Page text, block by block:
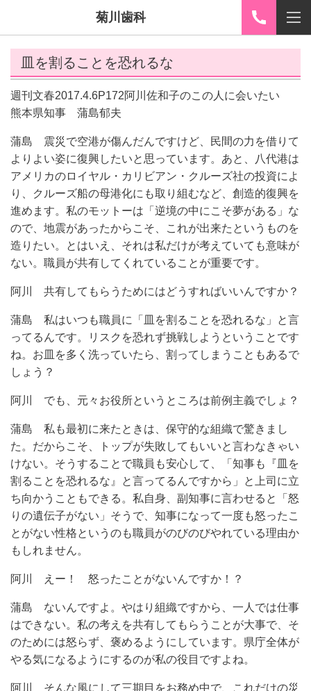
菊川歯科
皿を割ることを恐れるな
週刊文春2017.4.6P172阿川佐和子のこの人に会いたい
熊本県知事 蒲島郁夫
蒲島 震災で空港が傷んだんですけど、民間の力を借りて
よりよい姿に復興したいと思っています。あと、八代港は
アメリカのロイヤル・カリビアン・クルーズ社の投資によ
り、クルーズ船の母港化にも取り組むなど、創造的復興を
進めます。私のモットーは「逆境の中にこそ夢がある」な
ので、地震があったからこそ、これが出来たというものを
造りたい。とはいえ、それは私だけが考えていても意味が
ない。職員が共有してくれていることが重要です。
阿川 共有してもらうためにはどうすればいいんですか？
蒲島 私はいつも職員に「皿を割ることを恐れるな」と言
ってるんです。リスクを恐れず挑戦しようということです
ね。お皿を多く洗っていたら、割ってしまうこともあるで
しょう？
阿川 でも、元々お役所というところは前例主義でしょ？
蒲島 私も最初に来たときは、保守的な組織で驚きまし
た。だからこそ、トップが失敗してもいいと言わなきゃい
けない。そうすることで職員も安心して、「知事も『皿を
割ることを恐れるな』と言ってるんですから」と上司に立
ち向かうこともできる。私自身、副知事に言わせると「怒
りの遺伝子がない」そうで、知事になって一度も怒ったこ
とがない性格というのも職員がのびのびやれている理由か
もしれません。
阿川 えー！ 怒ったことがないんですか！？
蒲島 ないんですよ。やはり組織ですから、一人では仕事
はできない。私の考えを共有してもらうことが大事で、そ
のためには怒らず、褒めるようにしています。県庁全体が
やる気になるようにするのが私の役目ですよね。
阿川 そんな風にして三期目をお務め中で、これだけの災